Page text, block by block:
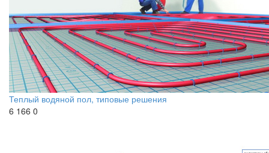
Теплый водяной пол, типовые решения
6 166 0